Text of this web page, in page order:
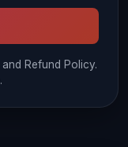
Refund Policy.